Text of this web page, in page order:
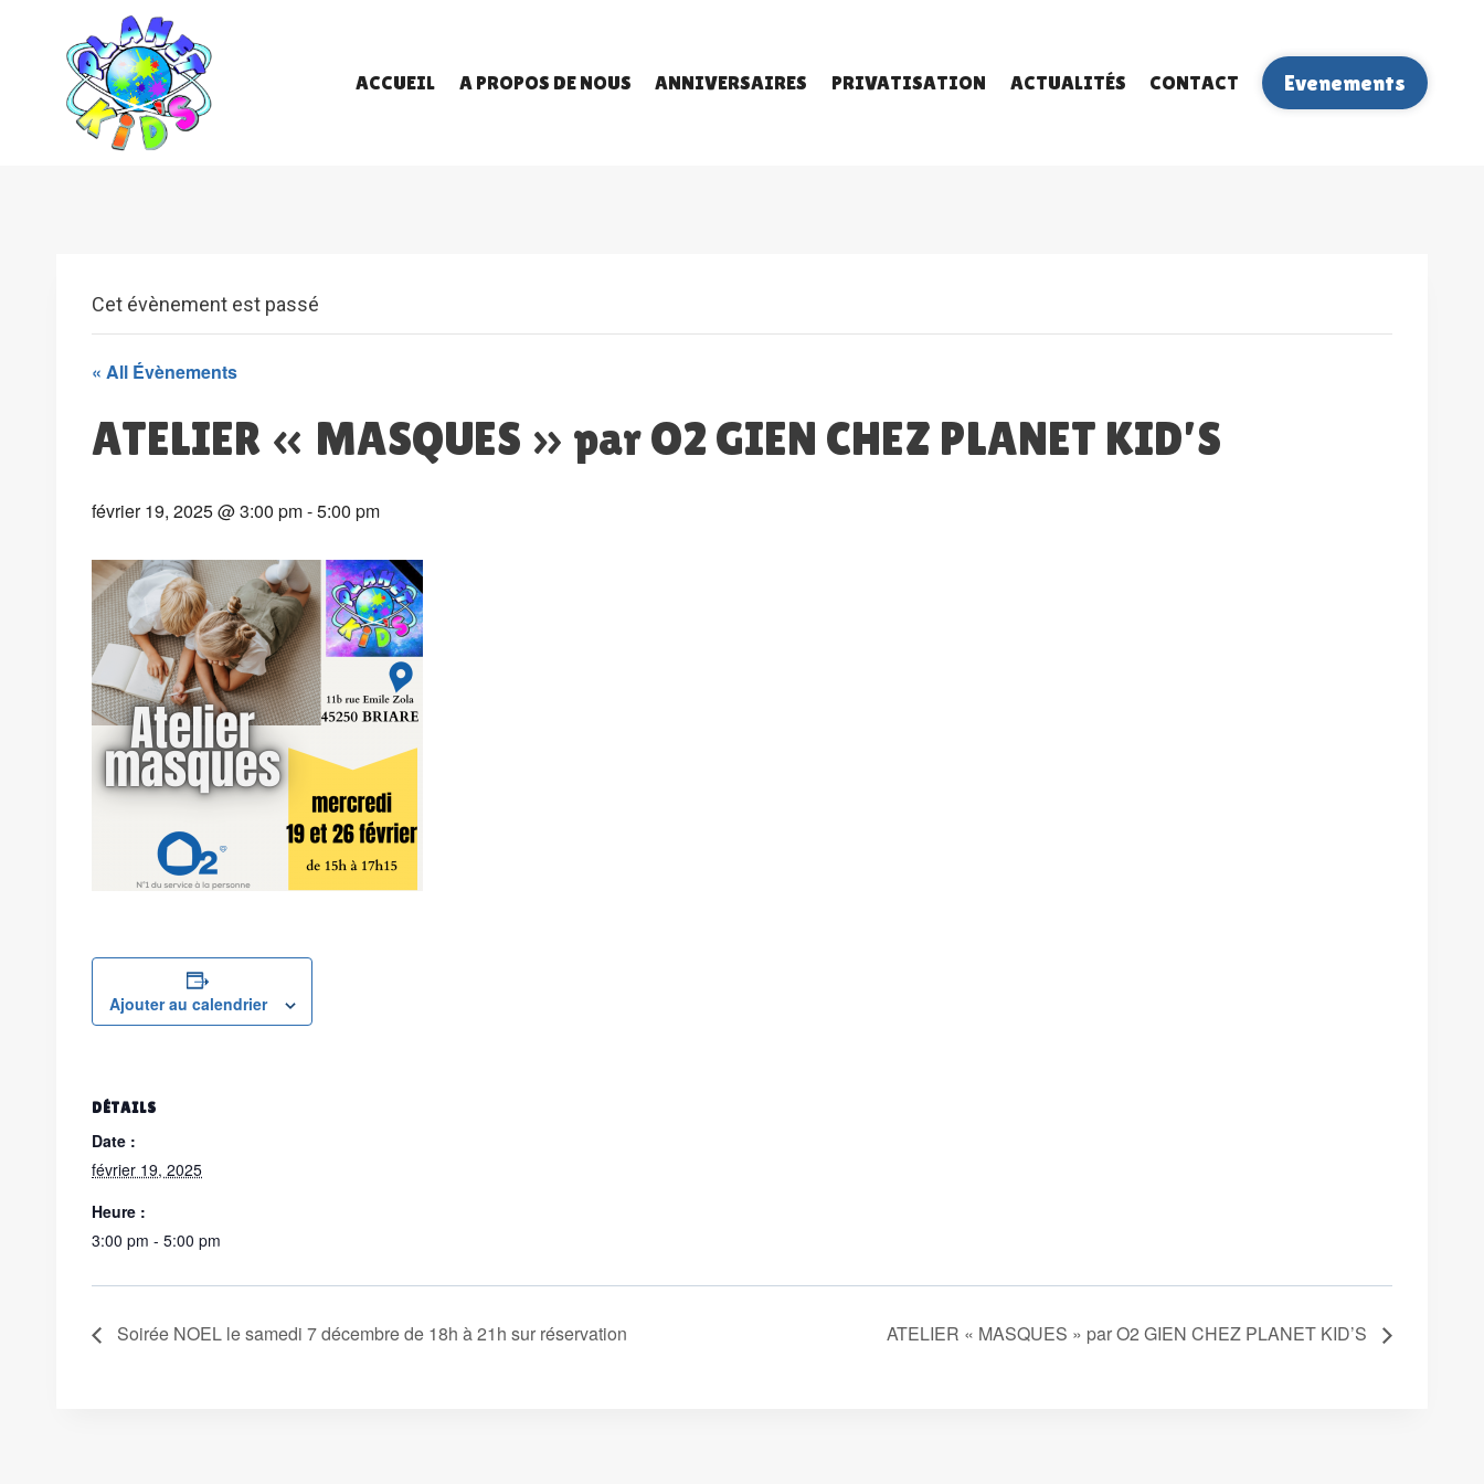
ACCUEIL A PROPOS DE NOUS ANNIVERSAIRES PRIVATISATION ACTUALITÉS CONTACT Evenements
Cet évènement est passé
« All Évènements
ATELIER « MASQUES » par O2 GIEN CHEZ PLANET KID’S
février 19, 2025 @ 3:00 pm-5:00 pm
Ajouter au calendrier
DÉTAILS
Date :
février 19, 2025
Heure :
3:00 pm - 5:00 pm
Soirée NOEL le samedi 7 décembre de 18h à 21h sur réservation ATELIER « MASQUES » par O2 GIEN CHEZ PLANET KID’S